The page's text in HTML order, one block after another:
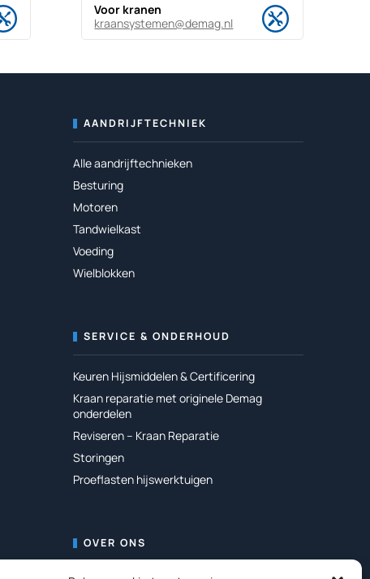
Voor kranen
kraansystemen@demag.nl
AANDRIJFTECHNIEK
Alle aandrijftechnieken
Besturing
Motoren
Tandwielkast
Voeding
Wielblokken
SERVICE & ONDERHOUD
Keuren Hijsmiddelen & Certificering
Kraan reparatie met originele Demag
onderdelen
Reviseren – Kraan Reparatie
Storingen
Proeflasten hijswerktuigen
OVER ONS